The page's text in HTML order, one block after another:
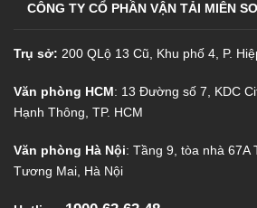
CÔNG TY CỔ PHẦN VẬN TẢI MIÊN
Trụ sở: 200 QLộ 13 Cũ, Khu phố 4, P.
Văn phòng HCM: 13 Đường số 7, KDC
Hạnh Thông, TP. HCM
Văn phòng Hà Nội: Tầng 9, tòa nhà
Tương Mai, Hà Nội